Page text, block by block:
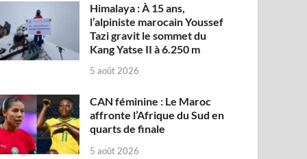
Himalaya : À 15 ans,
l’alpiniste marocain Youssef
Tazi gravit le sommet du
Kang Yatse II à 6.250 m
5 août 2026
CAN féminine : Le Maroc
affronte l’Afrique du Sud en
quarts de finale
5 août 2026